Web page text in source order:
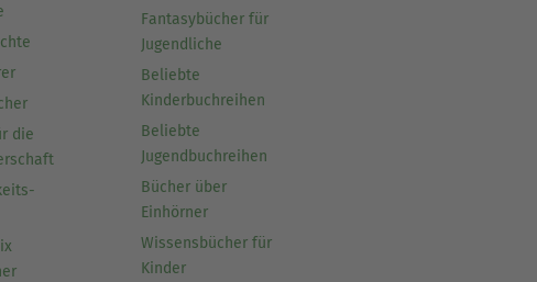
die
Fantasybücher für
Jugendliche
Beliebte
Kinderbuchreihen
Beliebte
Jugendbuchreihen
Bücher über
Einhörner
Wissensbücher für
Kinder